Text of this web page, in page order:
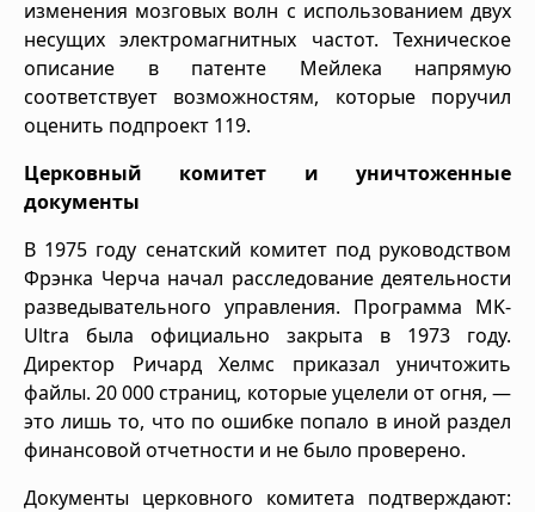
изменения мозговых волн с использованием двух
несущих электромагнитных частот. Техническое
описание в патенте Мейлека напрямую
соответствует возможностям, которые поручил
оценить подпроект 119.
Церковный комитет и уничтоженные
документы
В 1975 году сенатский комитет под руководством
Фрэнка Черча начал расследование деятельности
разведывательного управления. Программа MK-
Ultra была официально закрыта в 1973 году.
Директор Ричард Хелмс приказал уничтожить
файлы. 20 000 страниц, которые уцелели от огня, —
это лишь то, что по ошибке попало в иной раздел
финансовой отчетности и не было проверено.
Документы церковного комитета подтверждают: